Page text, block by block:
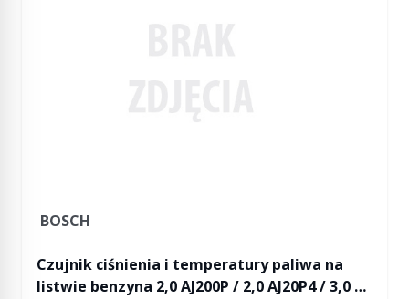
BOSCH
Czujnik ciśnienia i temperatury paliwa na
listwie benzyna 2,0 AJ200P / 2,0 AJ20P4 / 3,0 SC